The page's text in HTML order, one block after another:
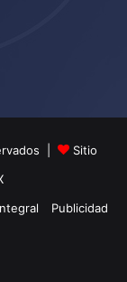
|
Sitio
Publicidad